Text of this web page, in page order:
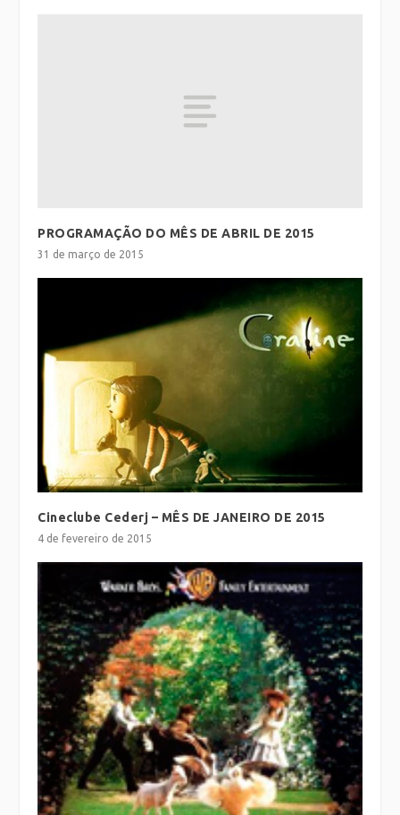
PROGRAMAÇÃO DO MÊS DE ABRIL DE 2015
31 de março de 2015
Cineclube Cederj – MÊS DE JANEIRO DE 2015
4 de fevereiro de 2015